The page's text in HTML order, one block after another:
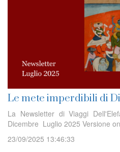
Le mete imperdibili di
La Newsletter di Viaggi
Dicembre Luglio 2025 Versione
23/09/2025 13:46:33